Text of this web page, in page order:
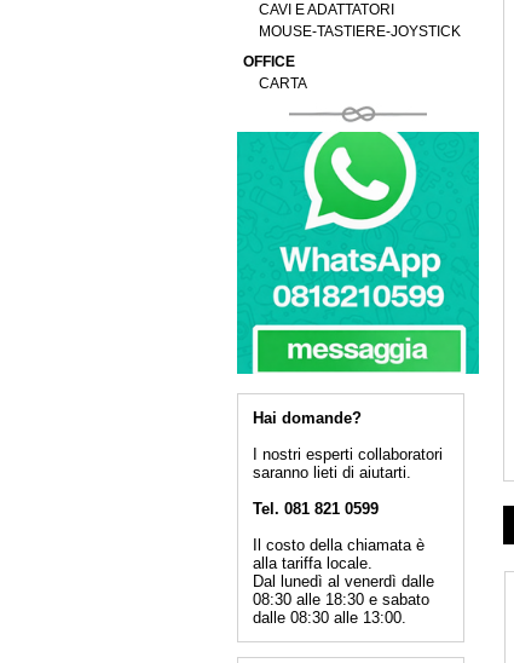
CAVI E ADATTATORI
MOUSE-TASTIERE-JOYSTICK
OFFICE
CARTA
Hai domande?
I nostri esperti collaboratori
saranno lieti di aiutarti.
Tel. 081 821 0599
Il costo della chiamata è
alla tariffa locale.
Dal lunedì al venerdì dalle
08:30 alle 18:30 e sabato
dalle 08:30 alle 13:00.